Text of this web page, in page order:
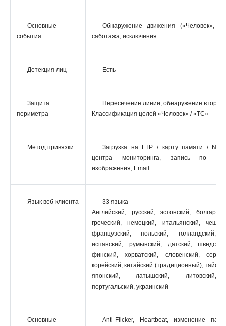
Основные
события
Обнаружение движения («Человек»,
саботажа, исключения
Детекция лиц Есть
Защита
периметра
Пересечение линии, обнаружение
Классификация целей «Человек» / «ТС»
Метод привязки
Загрузка на FTP / карту памяти /
центра мониторинга, запись по
изображения, Email
Язык веб-клиента
33 языка
Английский, русский, эстонский,
греческий, немецкий, итальянский,
французский, польский, голландский,
испанский, румынский, датский,
финский, хорватский, словенский,
корейский, китайский (традиционный),
японский, латышский, литовский,
португальский, украинский
Основные Anti-Flicker, Heartbeat, изменение